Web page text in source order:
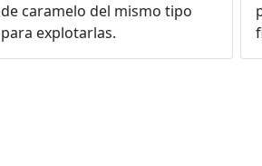
de caramelo del mismo tipo
para explotarlas.